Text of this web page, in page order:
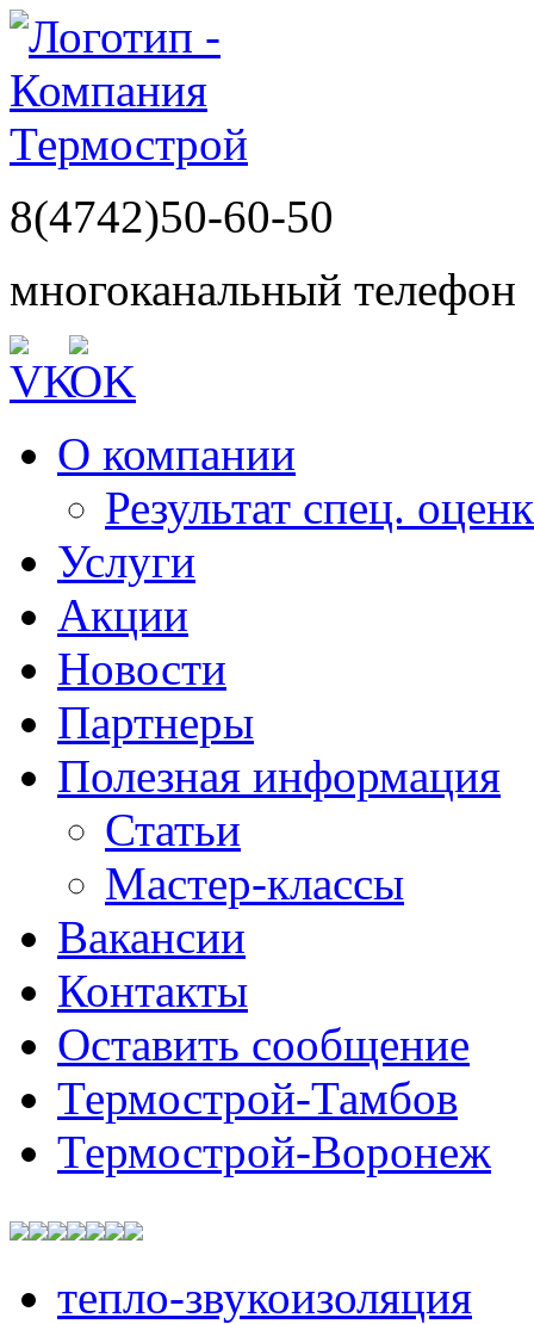
8(4742)50-60-50
многоканальный телефон
О компании
Результат спец.
Услуги
Акции
Новости
Партнеры
Полезная информация
Статьи
Мастер-классы
Вакансии
Контакты
Оставить сообщение
Термострой-Тамбов
Термострой-Воронеж
тепло-звукоизоляция